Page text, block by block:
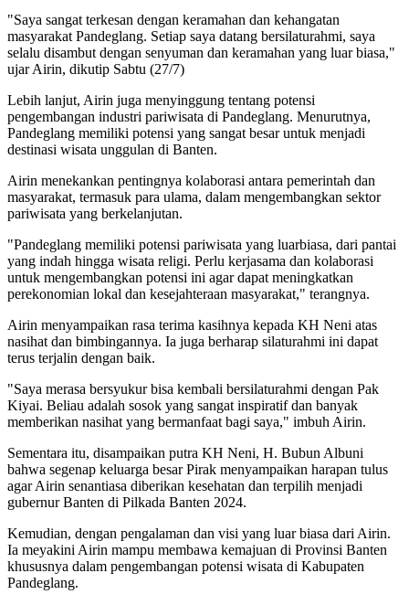
"Saya sangat terkesan dengan keramahan dan kehangatan
masyarakat Pandeglang. Setiap saya datang bersilaturahmi, saya
selalu disambut dengan senyuman dan keramahan yang luar biasa,"
ujar Airin, dikutip Sabtu (27/7)
Lebih lanjut, Airin juga menyinggung tentang potensi
pengembangan industri pariwisata di Pandeglang. Menurutnya,
Pandeglang memiliki potensi yang sangat besar untuk menjadi
destinasi wisata unggulan di Banten.
Airin menekankan pentingnya kolaborasi antara pemerintah dan
masyarakat, termasuk para ulama, dalam mengembangkan sektor
pariwisata yang berkelanjutan.
"Pandeglang memiliki potensi pariwisata yang luarbiasa, dari pantai
yang indah hingga wisata religi. Perlu kerjasama dan kolaborasi
untuk mengembangkan potensi ini agar dapat meningkatkan
perekonomian lokal dan kesejahteraan masyarakat," terangnya.
Airin menyampaikan rasa terima kasihnya kepada KH Neni atas
nasihat dan bimbingannya. Ia juga berharap silaturahmi ini dapat
terus terjalin dengan baik.
"Saya merasa bersyukur bisa kembali bersilaturahmi dengan Pak
Kiyai. Beliau adalah sosok yang sangat inspiratif dan banyak
memberikan nasihat yang bermanfaat bagi saya," imbuh Airin.
Sementara itu, disampaikan putra KH Neni, H. Bubun Albuni
bahwa segenap keluarga besar Pirak menyampaikan harapan tulus
agar Airin senantiasa diberikan kesehatan dan terpilih menjadi
gubernur Banten di Pilkada Banten 2024.
Kemudian, dengan pengalaman dan visi yang luar biasa dari Airin.
Ia meyakini Airin mampu membawa kemajuan di Provinsi Banten
khususnya dalam pengembangan potensi wisata di Kabupaten
Pandeglang.